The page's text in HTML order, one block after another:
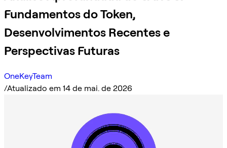
Fundamentos do Token,
Desenvolvimentos Recentes e
Perspectivas Futuras
OneKeyTeam
/Atualizado em 14 de mai. de 2026